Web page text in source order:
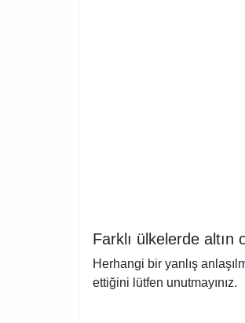
Farklı ülkelerde altın
Herhangi bir yanlış
ettiğini lütfen unutmayınız.